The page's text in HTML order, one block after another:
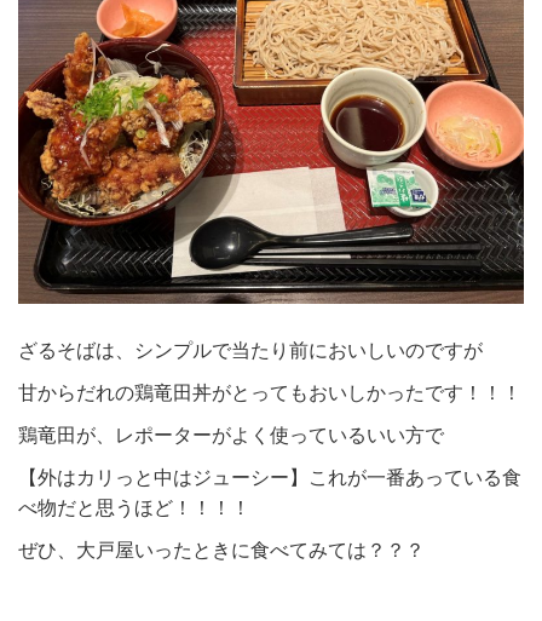
ざるそばは、シンプルで当たり前においしいのですが
甘からだれの鶏竜田丼がとってもおいしかったです！！！
鶏竜田が、レポーターがよく使っているいい方で
【外はカリっと中はジューシー】これが一番あっている食
べ物だと思うほど！！！！
ぜひ、大戸屋いったときに食べてみては？？？